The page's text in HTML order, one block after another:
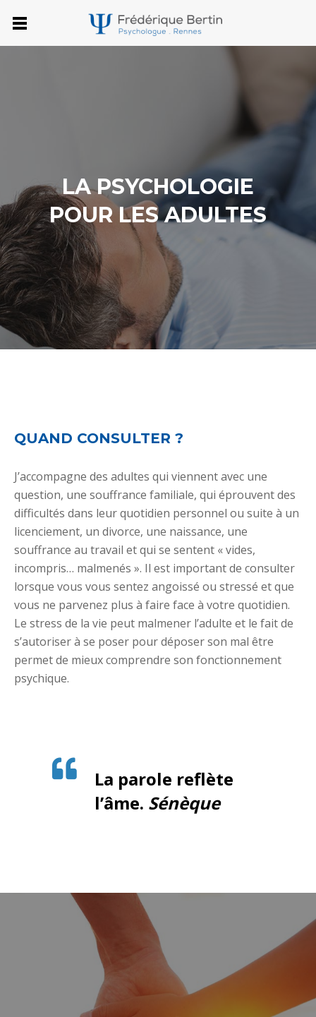
LA PSYCHOLOGIE
POUR LES ADULTES
QUAND CONSULTER ?
J’accompagne des adultes qui viennent avec une
question, une souffrance familiale, qui éprouvent des
difficultés dans leur quotidien personnel ou suite à un
licenciement, un divorce, une naissance, une
souffrance au travail et qui se sentent « vides,
incompris… malmenés ». Il est important de consulter
lorsque vous vous sentez angoissé ou stressé et que
vous ne parvenez plus à faire face à votre quotidien.
Le stress de la vie peut malmener l’adulte et le fait de
s’autoriser à se poser pour déposer son mal être
permet de mieux comprendre son fonctionnement
psychique.
La parole reflète
l’âme. Sénèque